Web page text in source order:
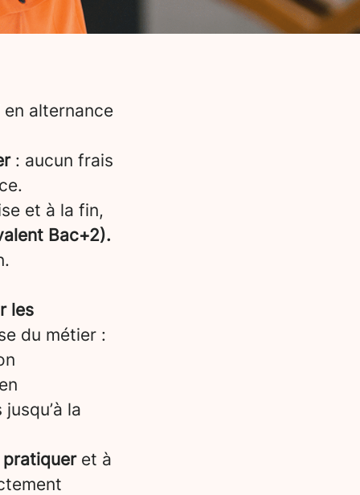
alternance
: aucun frais
et à la fin,
Bac+2).
les
du métier :
la
et à